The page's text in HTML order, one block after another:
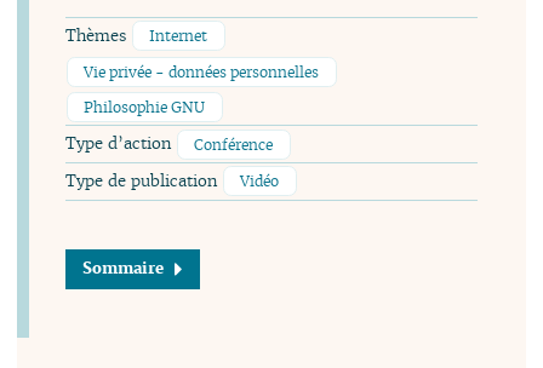
Thèmes
Internet
Vie privée - données personnelles
Philosophie GNU
Type d’action Conférence
Type de publication Vidéo
Sommaire